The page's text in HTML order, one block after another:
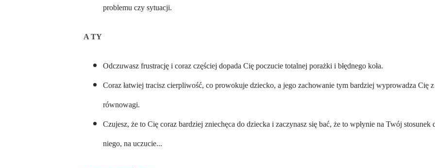
problemu czy sytuacji.
A TY
Odczuwasz frustrację i coraz częściej dopada Cię poczucie totalnej porażki i błędnego koła.
Coraz łatwiej tracisz cierpliwość, co prowokuje dziecko, a jego zachowanie tym bardziej wyprowadza Cię z
równowagi.
Czujesz, że to Cię coraz bardziej zniechęca do dziecka i zaczynasz się bać, że to wpłynie na Twój stosunek
niego, na uczucie...